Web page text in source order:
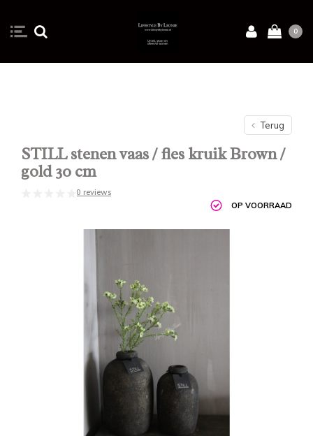
0
Terug
STILL stenen vaas / fles kruik Brown /
gold 30 cm
0 reviews
OP VOORRAAD